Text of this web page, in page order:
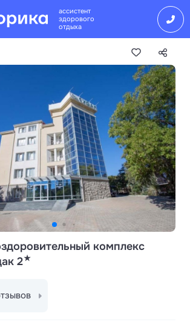
ассистент
здорового
отдыха
комплекс
2★